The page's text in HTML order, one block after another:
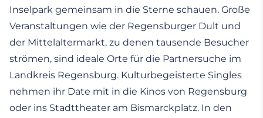
Inselpark gemeinsam in die Sterne schauen. Große
Veranstaltungen wie der Regensburger Dult und
der Mittelaltermarkt, zu denen tausende Besucher
strömen, sind ideale Orte für die Partnersuche im
Landkreis Regensburg. Kulturbegeisterte Singles
nehmen ihr Date mit in die Kinos von Regensburg
oder ins Stadttheater am Bismarckplatz. In den